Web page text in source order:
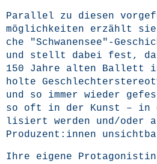
Par­al­lel zu die­sen
mög­lich­kei­ten erzählt
che "Schwanensee"-
und stellt dabei fest,
150 Jah­re alten Bal­lett
hol­te
und so immer wie­der
so oft in der Kunst – in
li­siert wer­den und/oder
Produzent:innen
Ihre eige­ne